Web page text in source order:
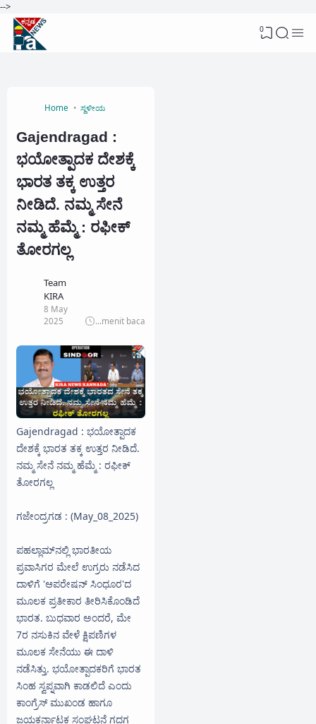
-->
0
Home ಸ್ಥಳೀಯ
Gajendragad :
ಭಯೋತ್ಪಾದಕ ದೇಶಕ್ಕೆ
ಭಾರತ ತಕ್ಕ ಉತ್ತರ
ನೀಡಿದೆ. ನಮ್ಮ ಸೇನೆ
ನಮ್ಮ ಹೆಮ್ಮೆ : ರಫೀಕ್
ತೋರಗಲ್ಲ
Team
KIRA
8 May
2025
...menit baca
Gajendragad : ಭಯೋತ್ಪಾದಕ
ದೇಶಕ್ಕೆ ಭಾರತ ತಕ್ಕ ಉತ್ತರ ನೀಡಿದೆ.
ನಮ್ಮ ಸೇನೆ ನಮ್ಮ ಹೆಮ್ಮೆ : ರಫೀಕ್
ತೋರಗಲ್ಲ
ಗಜೇಂದ್ರಗಡ : (May_08_2025)
ಪಹಲ್ಲಾಮ್‌ನಲ್ಲಿ ಭಾರತೀಯ
ಪ್ರವಾಸಿಗರ ಮೇಲೆ ಉಗ್ರರು ನಡೆಸಿದ
ದಾಳಿಗೆ 'ಆಪರೇಷನ್ ಸಿಂಧೂರ'ದ
ಮೂಲಕ ಪ್ರತೀಕಾರ ತೀರಿಸಿಕೊಂಡಿದೆ
ಭಾರತ. ಬುಧವಾರ ಅಂದರೆ, ಮೇ
7ರ ನಸುಕಿನ ವೇಳೆ ಕ್ಷಿಪಣಿಗಳ
ಮೂಲಕ ಸೇನೆಯು ಈ ದಾಳಿ
ನಡೆಸಿತ್ತು. ಭಯೋತ್ಪಾದಕರಿಗೆ ಭಾರತ
ಸಿಂಹ ಸ್ವಪ್ನವಾಗಿ ಕಾಡಲಿದೆ ಎಂದು
ಕಾಂಗ್ರೆಸ್ ಮುಖಂಡ ಹಾಗೂ
ಜಯಕರ್ನಾಟಕ ಸಂಘಟನೆ ಗದಗ